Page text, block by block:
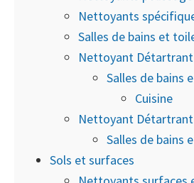
Nettoyants
Salles de bains et
Nettoyant
Salles de bains
Cuisine
Nettoyant
Salles de bains
Sols et surfaces